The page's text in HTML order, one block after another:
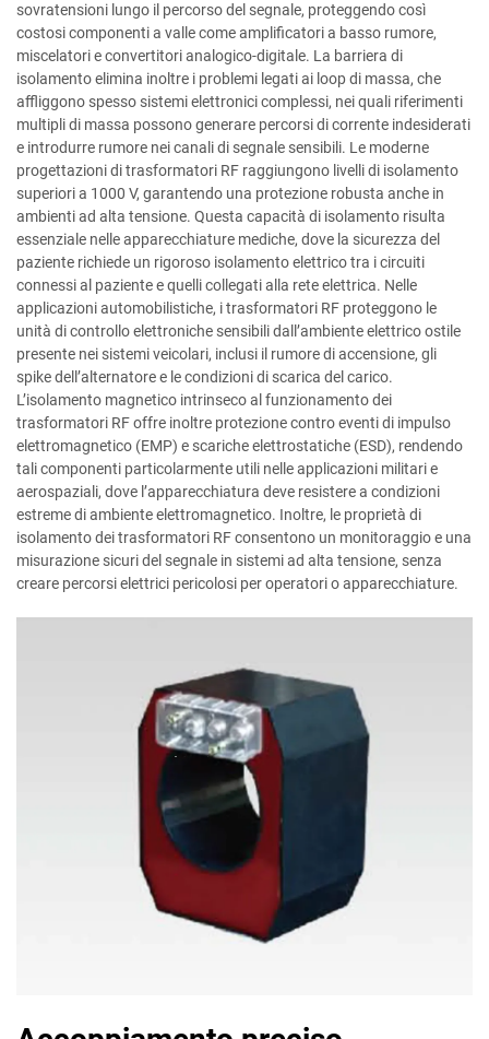
sovratensioni lungo il percorso del segnale, proteggendo così
costosi componenti a valle come amplificatori a basso rumore,
miscelatori e convertitori analogico-digitale. La barriera di
isolamento elimina inoltre i problemi legati ai loop di massa, che
affliggono spesso sistemi elettronici complessi, nei quali riferimenti
multipli di massa possono generare percorsi di corrente indesiderati
e introdurre rumore nei canali di segnale sensibili. Le moderne
progettazioni di trasformatori RF raggiungono livelli di isolamento
superiori a 1000 V, garantendo una protezione robusta anche in
ambienti ad alta tensione. Questa capacità di isolamento risulta
essenziale nelle apparecchiature mediche, dove la sicurezza del
paziente richiede un rigoroso isolamento elettrico tra i circuiti
connessi al paziente e quelli collegati alla rete elettrica. Nelle
applicazioni automobilistiche, i trasformatori RF proteggono le
unità di controllo elettroniche sensibili dall’ambiente elettrico ostile
presente nei sistemi veicolari, inclusi il rumore di accensione, gli
spike dell’alternatore e le condizioni di scarica del carico.
L’isolamento magnetico intrinseco al funzionamento dei
trasformatori RF offre inoltre protezione contro eventi di impulso
elettromagnetico (EMP) e scariche elettrostatiche (ESD), rendendo
tali componenti particolarmente utili nelle applicazioni militari e
aerospaziali, dove l’apparecchiatura deve resistere a condizioni
estreme di ambiente elettromagnetico. Inoltre, le proprietà di
isolamento dei trasformatori RF consentono un monitoraggio e una
misurazione sicuri del segnale in sistemi ad alta tensione, senza
creare percorsi elettrici pericolosi per operatori o apparecchiature.